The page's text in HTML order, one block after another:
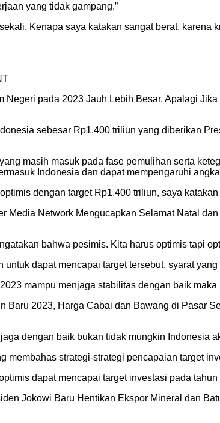
yang tidak gampang.”
Kenapa saya katakan sangat berat,
Negeri pada 2023 Jauh Lebih Besar, Apalagi
sebesar Rp1.400 triliun yang diberikan
masih masuk pada fase pemulihan serta
Indonesia dan dapat mempengaruhi
dengan target Rp1.400 triliun, saya
Media Network Mengucapkan Selamat Natal
bahwa pesimis. Kita harus optimis tapi
dapat mencapai target tersebut, syarat
mampu menjaga stabilitas dengan baik
Baru 2023, Harga Cabai dan Bawang di Pasar
dengan baik bukan tidak mungkin Indonesia
membahas strategi-strategi pencapaian target
dapat mencapai target investasi pada
Jokowi Baru Hentikan Ekspor Mineral dan